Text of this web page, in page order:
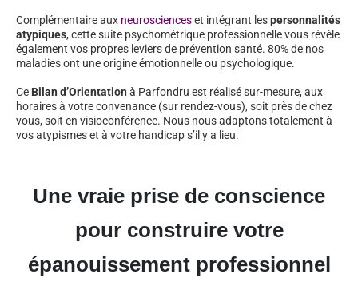
Complémentaire aux neuroscienceset intégrant lespersonnalités
atypiques, cette suite psychométrique professionnelle vous révèle
également vos propres leviers de prévention santé. 80% de nos
maladies ont une origine émotionnelle ou psychologique.
Ce Bilan d’Orientation à Parfondru est réalisé sur-mesure, aux
horaires à votre convenance (sur rendez-vous), soit près de chez
vous, soit en visioconférence. Nous nous adaptons totalement à
vos atypismes et à votre handicap s’il y a lieu.
Une vraie prise de conscience
pour construire votre
épanouissement professionnel